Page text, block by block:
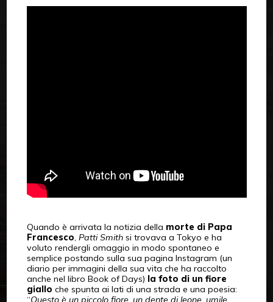
Quando è arrivata la notizia della morte di Papa
Francesco, Patti Smithsi trovava a Tokyo e ha
voluto rendergli omaggio in modo spontaneo e
semplice postando sulla sua pagina Instagram (un
diario per immagini della sua vita che ha raccolto
anche nel libro Book of Days) la foto di un fiore
giallo che spunta ai lati di una strada e una poesia:
“Questo è un piccolo fiore, un dente di leone, umile